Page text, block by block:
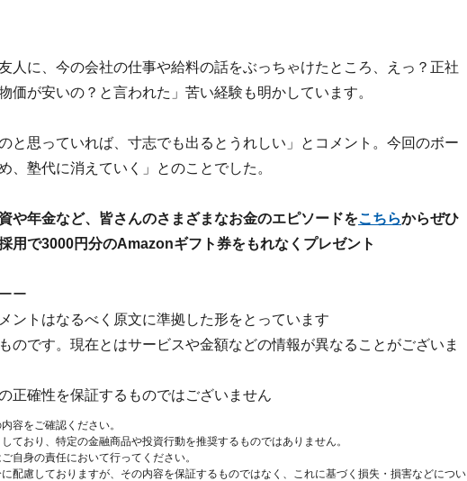
人に、今の会社の仕事や給料の話をぶっちゃけたところ、えっ？正社
価が安いの？と言われた」苦い経験も明かしています。
と思っていれば、寸志でも出るとうれしい」とコメント。今回のボー
、塾代に消えていく」とのことでした。
や年金など、皆さんのさまざまなお金のエピソードをこちらからぜひ
用で3000円分のAmazonギフト券をもれなくプレゼント
ー
ントはなるべく原文に準拠した形をとっています
のです。現在とはサービスや金額などの情報が異なることがございま
正確性を保証するものではございません
容をご確認ください。
ており、特定の金融商品や投資行動を推奨するものではありません。
自身の責任において行ってください。
配慮しておりますが、その内容を保証するものではなく、これに基づく損失・損害などについ